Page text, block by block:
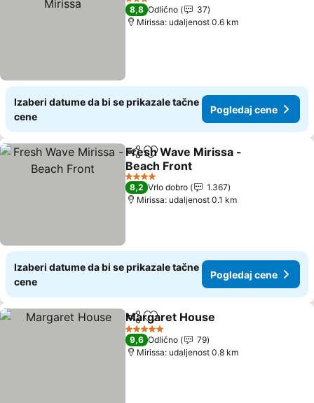
3 Zvezdice
8,8 Odlično
37
Mirissa: udaljenost 0.6 km
Izaberi datume da bi se prikazale tačne
cene
Pogledaj cene
Deli Dodati u favorite
Fresh Wave Mirissa -
Beach Front
4 Zvezdice
8,2 Vrlo dobro
1.367
Mirissa: udaljenost 0.1 km
Izaberi datume da bi se prikazale tačne
cene
Pogledaj cene
Deli Dodati u favorite
Margaret House
5 Zvezdice
9,6 Odlično
79
Mirissa: udaljenost 0.8 km